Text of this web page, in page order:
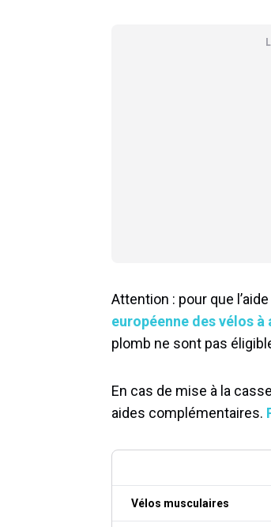
Attention : pour que
européenne des vélos
plomb ne sont pas
En cas de mise à la
aides complémentaires.
Vélos musculaires